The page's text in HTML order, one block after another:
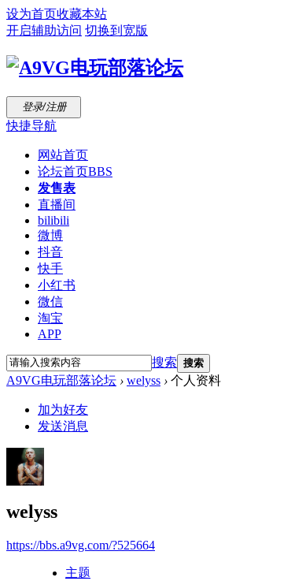
设为首页收藏本站
开启辅助访问 切换到宽版
登录/注册
快捷导航
网站首页
论坛首页BBS
发售表
直播间
bilibili
微博
抖音
快手
小红书
微信
淘宝
APP
搜索 搜索
A9VG电玩部落论坛 › welyss › 个人资料
加为好友
发送消息
welyss
https://bbs.a9vg.com/?525664
主题